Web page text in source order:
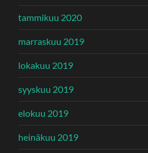
tammikuu 2020
marraskuu 2019
lokakuu 2019
syyskuu 2019
elokuu 2019
heinäkuu 2019